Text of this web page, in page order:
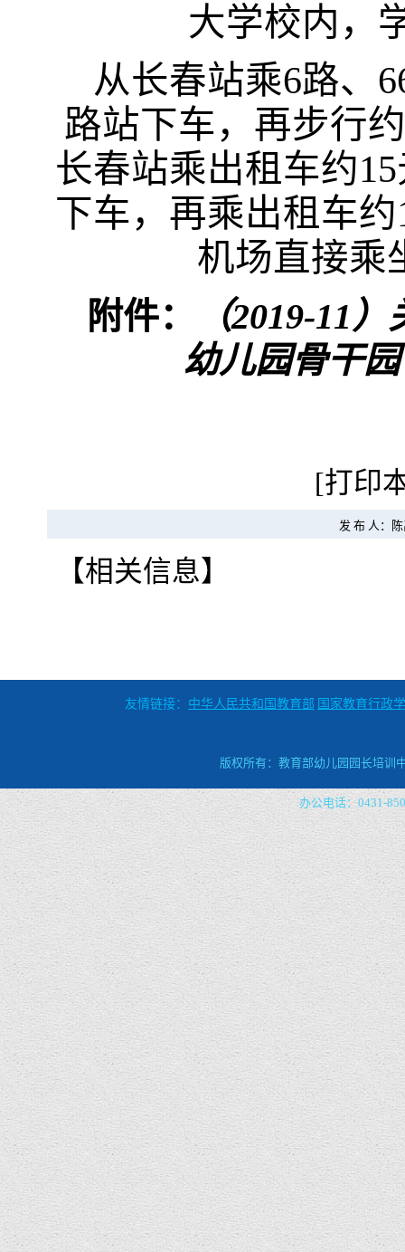
大学校内，
从长春站乘6路、
路站下车，再步行约
长春站乘出租车约15
下车，再乘出租车约
机场直接乘
附件：
（2019-11
幼儿园骨干
[打印
发 布 人：
【相关信息】
友情链接： 中华人民共和国教育部 国家教育行政
版权所有：教育部幼儿园园长培训
办公电话：0431-